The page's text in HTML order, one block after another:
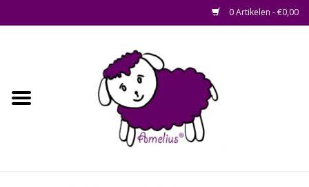
0 Artikelen - €0,00
Afscheid op maat